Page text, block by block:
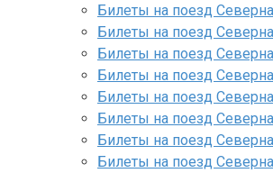
Билеты на поезд
Билеты на поезд
Билеты на поезд
Билеты на поезд
Билеты на поезд
Билеты на поезд
Билеты на поезд
Билеты на поезд